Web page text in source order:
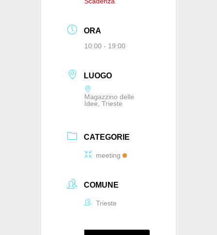
ORA
10:00 - 19:00
LUOGO
Magazzino delle
Idee, Trieste
CATEGORIE
meeting
COMUNE
Trieste